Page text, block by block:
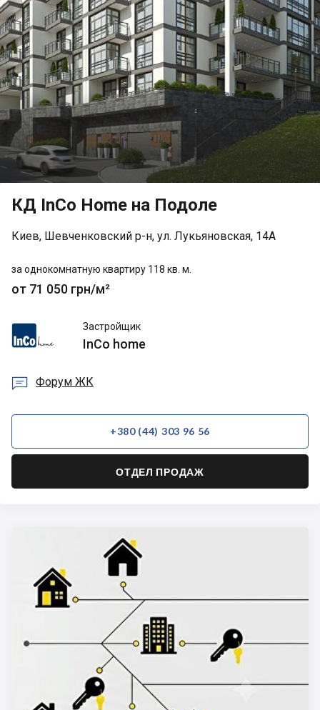
КД InCo Home на Подоле
Киев, Шевченковский р-н, ул. Лукьяновская, 14А
за однокомнатную квартиру 118 кв. м.
от 71 050 грн/м²
InCo
home
Застройщик
InCo home
 Форум ЖК
+380 (44) 303 96 56
ОТДЕЛ ПРОДАЖ